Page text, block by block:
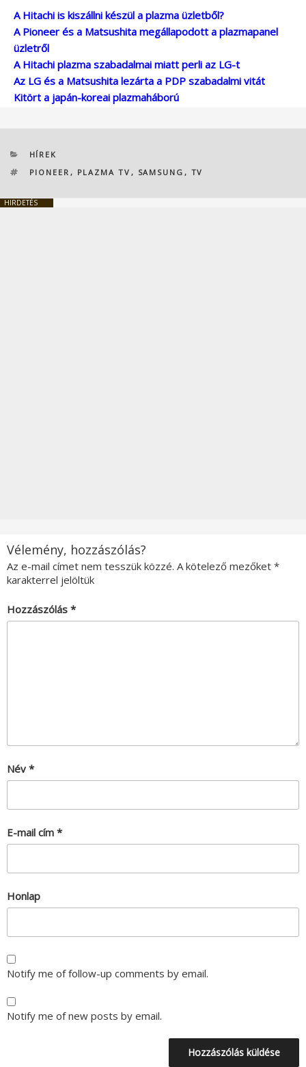
A Hitachi is kiszállni készül a plazma üzletből?
A Pioneer és a Matsushita megállapodott a plazmapanel
üzletről
A Hitachi plazma szabadalmai miatt perli az LG-t
Az LG és a Matsushita lezárta a PDP szabadalmi vitát
Kitört a japán-koreai plazmaháború
KATEGÓRIÁK
HÍREK
CÍMKÉK
PIONEER , PLAZMA TV , SAMSUNG , TV
HIRDETÉS
Vélemény, hozzászólás?
Az e-mail címet nem tesszük közzé. A kötelező mezőket *
karakterrel jelöltük
Hozzászólás *
Név *
E-mail cím *
Honlap
Notify me of follow-up comments by email.
Notify me of new posts by email.